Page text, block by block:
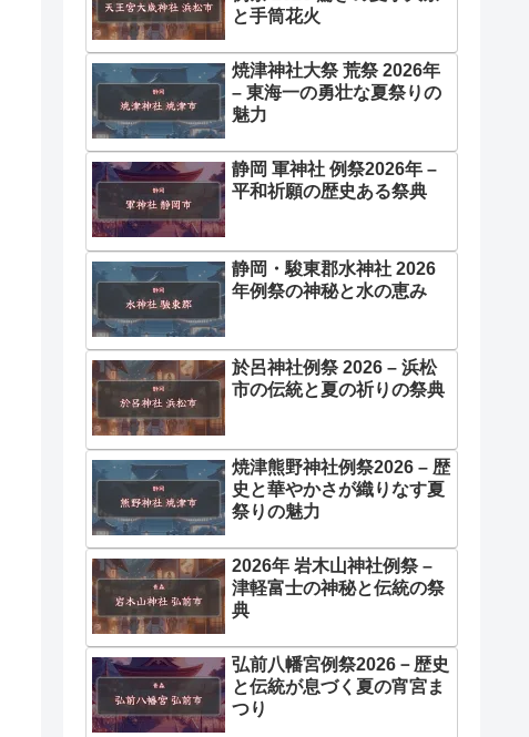
と手筒花火
焼津神社大祭 荒祭 2026年
– 東海一の勇壮な夏祭りの
魅力
静岡 軍神社 例祭2026年 –
平和祈願の歴史ある祭典
静岡・駿東郡水神社 2026
年例祭の神秘と水の恵み
於呂神社例祭 2026 – 浜松
市の伝統と夏の祈りの祭典
焼津熊野神社例祭2026 – 歴
史と華やかさが織りなす夏
祭りの魅力
2026年 岩木山神社例祭 –
津軽富士の神秘と伝統の祭
典
弘前八幡宮例祭2026－歴史
と伝統が息づく夏の宵宮ま
つり